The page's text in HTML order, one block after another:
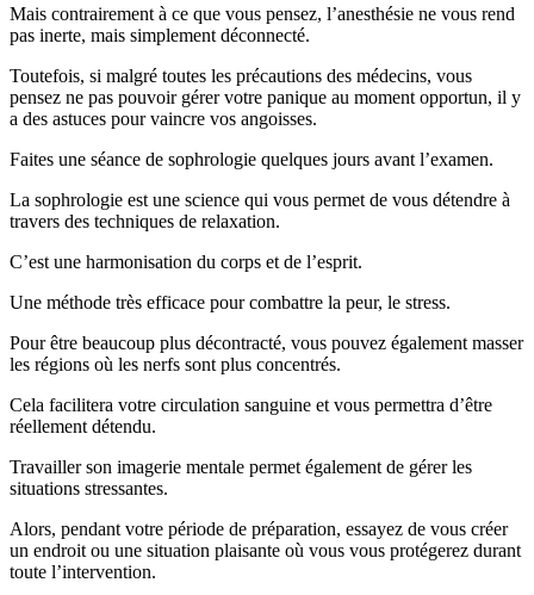
Mais contrairement à ce que vous pensez, l’anesthésie ne vous rend
pas inerte, mais simplement déconnecté.
Toutefois, si malgré toutes les précautions des médecins, vous
pensez ne pas pouvoir gérer votre panique au moment opportun, il y
a des astuces pour vaincre vos angoisses.
Faites une séance de sophrologie quelques jours avant l’examen.
La sophrologie est une science qui vous permet de vous détendre à
travers des techniques de relaxation.
C’est une harmonisation du corps et de l’esprit.
Une méthode très efficace pour combattre la peur, le stress.
Pour être beaucoup plus décontracté, vous pouvez également masser
les régions où les nerfs sont plus concentrés.
Cela facilitera votre circulation sanguine et vous permettra d’être
réellement détendu.
Travailler son imagerie mentale permet également de gérer les
situations stressantes.
Alors, pendant votre période de préparation, essayez de vous créer
un endroit ou une situation plaisante où vous vous protégerez durant
toute l’intervention.